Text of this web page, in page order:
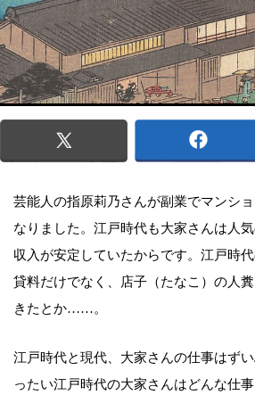
芸能人の指原莉乃さんが副業でマンシ
なりました。江戸時代も大家さんは人
収入が安定していたからです。江戸時
貸料だけでなく、店子（たなこ）の人
きたとか……。
江戸時代と現代、大家さんの仕事はず
ったい江戸時代の大家さんはどんな仕